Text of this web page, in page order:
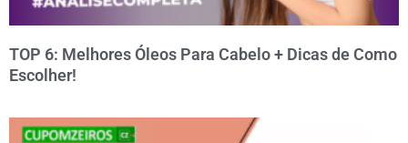
TOP 6: Melhores Óleos Para Cabelo + Dicas de Como
Escolher!